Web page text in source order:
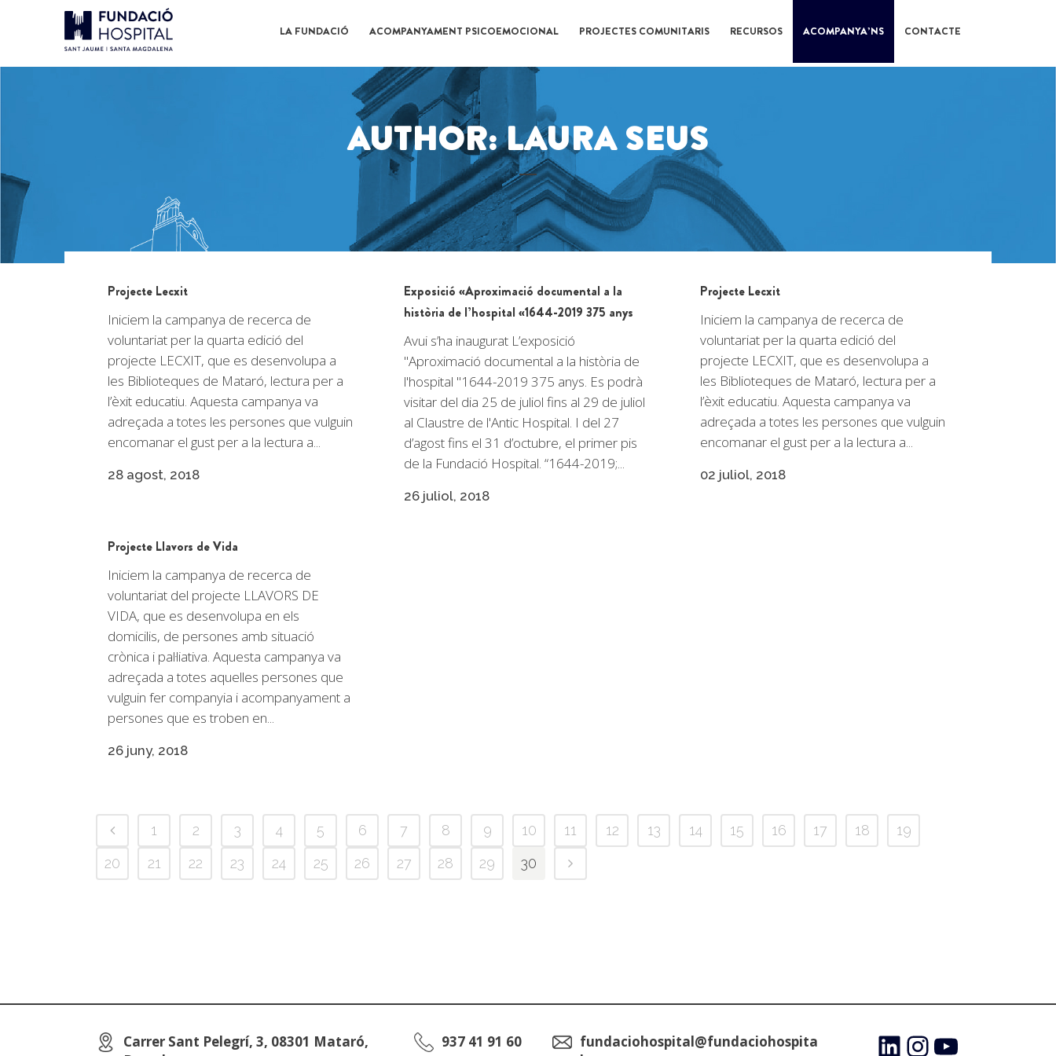
LA FUNDACIÓ ACOMPANYAMENT PSICOEMOCIONAL PROJECTES COMUNITARIS RECURSOS ACOMPANYA’NS CONTACTE
AUTHOR: LAURA SEUS
Projecte Lecxit
Iniciem la campanya de recerca de
voluntariat per la quarta edició del
projecte LECXIT, que es desenvolupa a
les Biblioteques de Mataró, lectura per a
l’èxit educatiu. Aquesta campanya va
adreçada a totes les persones que vulguin
encomanar el gust per a la lectura a...
28 agost, 2018
Exposició «Aproximació documental a la
història de l’hospital «1644-2019 375 anys
Avui s’ha inaugurat L’exposició
"Aproximació documental a la història de
l'hospital "1644-2019 375 anys. Es podrà
visitar del dia 25 de juliol fins al 29 de juliol
al Claustre de l'Antic Hospital. I del 27
d’agost fins el 31 d’octubre, el primer pis
de la Fundació Hospital. “1644-2019;...
26 juliol, 2018
Projecte Lecxit
Iniciem la campanya de recerca de
voluntariat per la quarta edició del
projecte LECXIT, que es desenvolupa a
les Biblioteques de Mataró, lectura per a
l’èxit educatiu. Aquesta campanya va
adreçada a totes les persones que vulguin
encomanar el gust per a la lectura a...
02 juliol, 2018
Projecte Llavors de Vida
Iniciem la campanya de recerca de
voluntariat del projecte LLAVORS DE
VIDA, que es desenvolupa en els
domicilis, de persones amb situació
crònica i pal·liativa. Aquesta campanya va
adreçada a totes aquelles persones que
vulguin fer companyia i acompanyament a
persones que es troben en...
26 juny, 2018
1 2 3 4 5 6 7 8 9 10 11 12 13 14 15 16 17 18
19
20
21 22 23 24 25 26 27 28 29 30
Carrer Sant Pelegrí, 3, 08301 Mataró,
937 41 91 60
fundaciohospital@fundaciohospita